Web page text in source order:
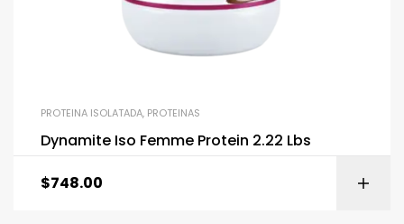
PROTEINA ISOLATADA, PROTEINAS
Dynamite Iso Femme Protein 2.22 Lbs
$748.00